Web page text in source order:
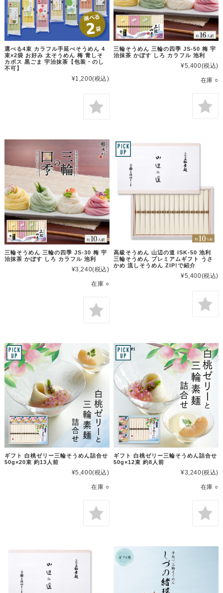
選べる4束 カラフル手延べそうめん 4
束×2袋 お好み 太そうめん 梅 青しそ
カボス 黒ごま 宇治抹茶【包装・のし
不可】
¥1,200(税込)
三輪そうめん 三輪の四季 JS-50 梅 宇
治抹茶 かぼす しろ カラフル 池利
¥5,400(税込)
在庫 ○
三輪そうめん 三輪の四季 JS-30 梅 宇
治抹茶 かぼす しろ カラフル 池利
¥3,240(税込)
在庫 ○
高級そうめん 山辺の道 ISK-50 池利
三輪そうめん プレミアムギフト うさ
かめ 流しそうめん ZIP!で紹介
¥5,400(税込)
ギフト 白桃ゼリー三輪そうめん詰合せ
50g×20束 約13人前
¥5,400(税込)
在庫 ○
ギフト 白桃ゼリー三輪そうめん詰合せ
50g×12束 約8人前
¥3,240(税込)
在庫 ○